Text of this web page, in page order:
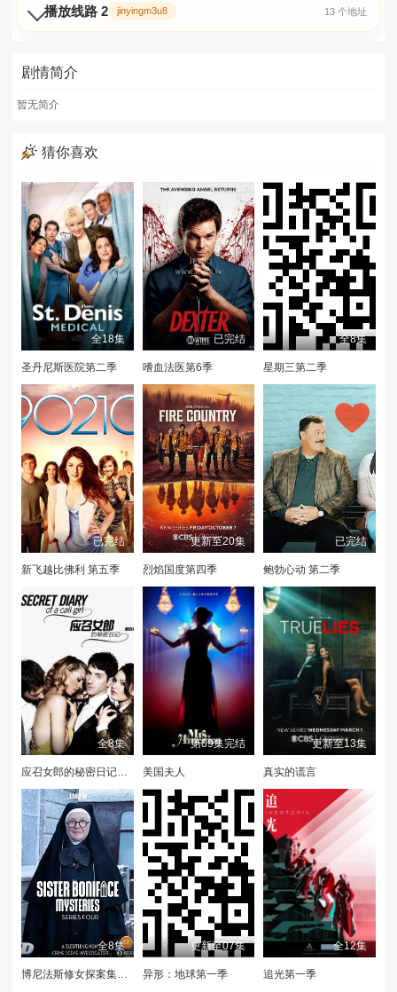
播放线路 2 jinyingm3u8 13 个地址
剧情简介
暂无简介
猜你喜欢
全18集
圣丹尼斯医院第二季
已完结
嗜血法医第6季
全8集
星期三第二季
已完结
新飞越比佛利 第五季
更新至20集
烈焰国度第四季
已完结
鲍勃心动 第二季
全8集
应召女郎的秘密日记第四季
第09集完结
美国夫人
更新至13集
真实的谎言
全8集
博尼法斯修女探案集第四季
更新至07集
异形：地球第一季
全12集
追光第一季